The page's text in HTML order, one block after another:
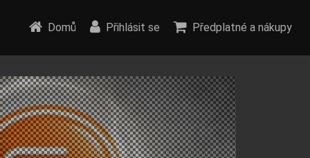
Domů Přihlásit se Předplatné a nákupy